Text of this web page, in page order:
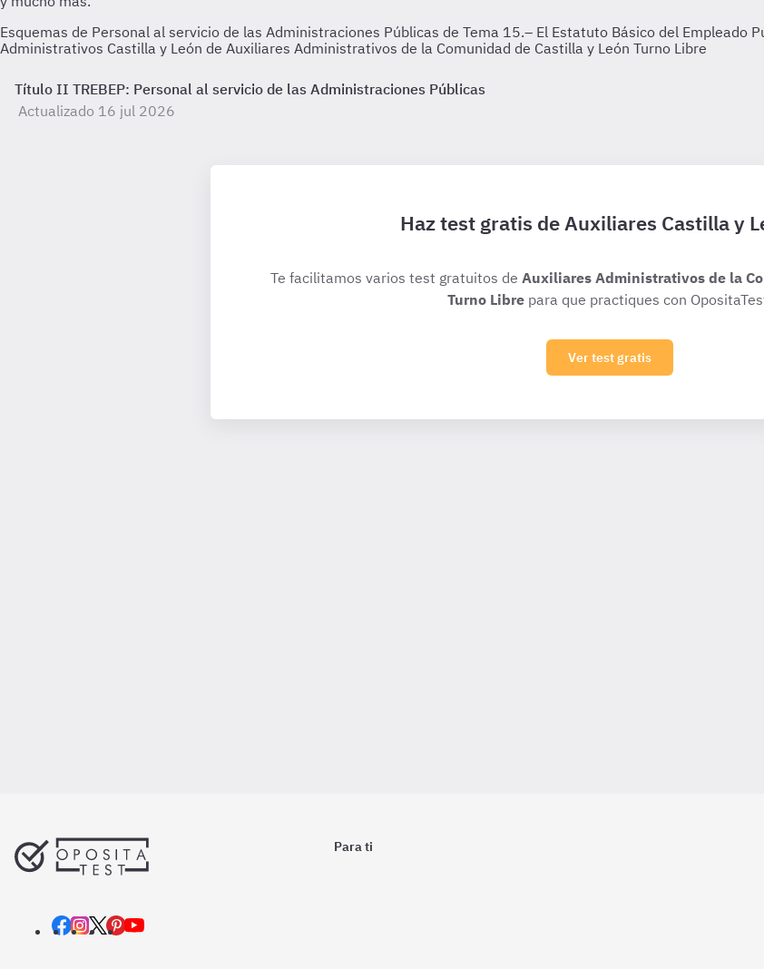
Esquemas de Personal al servicio de las Administraciones Públicas de Tema 15.– El Estatuto Básico del Empleado
Administrativos Castilla y León de Auxiliares Administrativos de la Comunidad de Castilla y León Turno Libre
Título II TREBEP: Personal al servicio de las Administraciones Públicas
Actualizado 16 jul 2026
Haz test gratis de Auxiliares Castilla y
Te facilitamos varios test gratuitos de Auxiliares Administrativos de la
Turno Libre para que practiques con
Ver test gratis
Para ti